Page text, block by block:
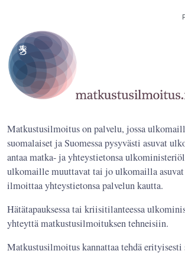
Matkustusilmoitus on palvelu, jossa
suomalaiset ja Suomessa pysyvästi asuvat
antaa matka- ja yhteystietonsa
ulkomaille muuttavat tai jo ulkomailla
ilmoittaa yhteystietonsa palvelun kautta.
Hätätapauksessa tai kriisitilanteessa
yhteyttä matkustusilmoituksen tehneisiin.
Matkustusilmoitus kannattaa tehdä